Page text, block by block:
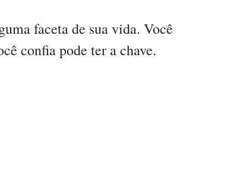
faceta de sua vida. Você
confia pode ter a chave.